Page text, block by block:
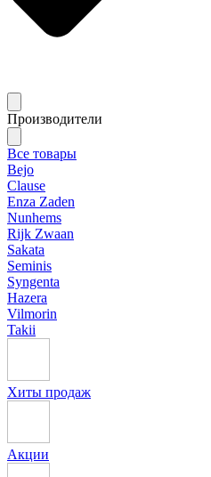
Производители
Все товары
Bejo
Clause
Enza Zaden
Nunhems
Rijk Zwaan
Sakata
Seminis
Syngenta
Hazera
Vilmorin
Takii
Хиты продаж
Акции